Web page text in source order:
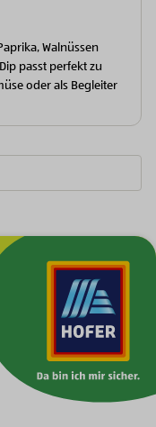
Walnüssen
passt perfekt zu
oder als Begleiter